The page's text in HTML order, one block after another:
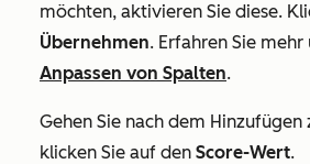
möchten, aktivieren Sie diese.
Übernehmen. Erfahren Sie mehr
Anpassen von Spalten.
Gehen Sie nach dem Hinzufügen
klicken Sie auf den Score-Wert.